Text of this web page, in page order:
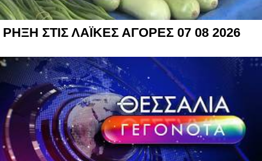
ΡΗΞΗ ΣΤΙΣ ΛΑΪΚΕΣ ΑΓΟΡΕΣ 07 08 2026